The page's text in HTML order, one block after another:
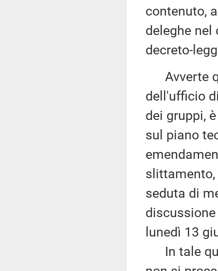
contenuto,
deleghe nel
decreto-
Avverte
dell'ufficio
dei gruppi,
sul piano
seduta di
lunedì 13
In tale